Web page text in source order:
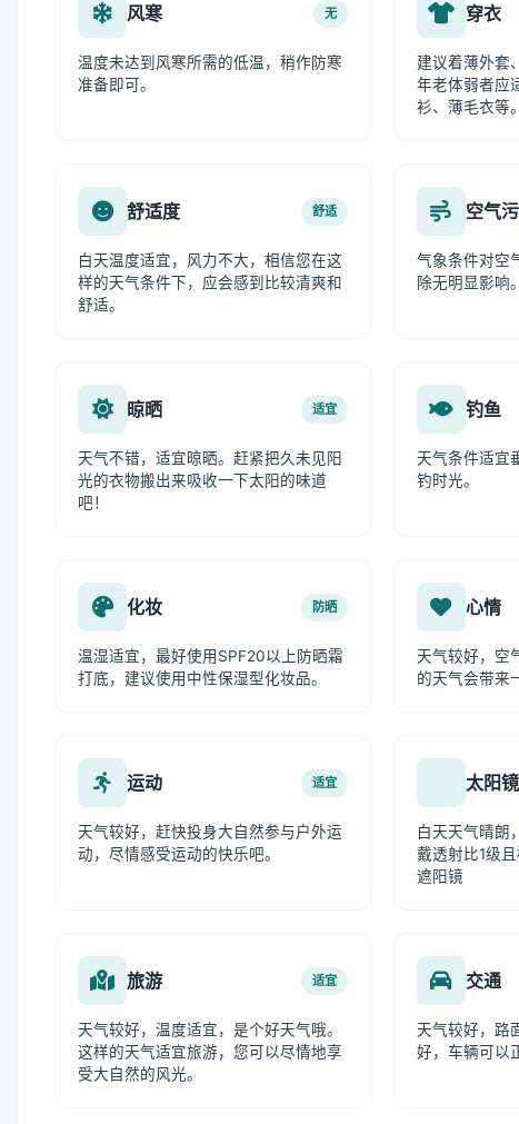
风寒 无
温度未达到风寒所需的低温，稍作防寒
准备即可。
穿衣
建议着薄外套
年老体弱者应
衫、薄毛衣等。
舒适度 舒适
白天温度适宜，风力不大，相信您在这
样的天气条件下，应会感到比较清爽和
舒适。
空气
气象条件对空
除无明显影响。
晾晒 适宜
天气不错，适宜晾晒。赶紧把久未见阳
光的衣物搬出来吸收一下太阳的味道
吧！
钓鱼
天气条件适宜
钓时光。
化妆 防晒
温湿适宜，最好使用SPF20以上防晒霜
打底，建议使用中性保湿型化妆品。
心情
天气较好，空
的天气会带来
运动 适宜
天气较好，赶快投身大自然参与户外运
动，尽情感受运动的快乐吧。
太阳镜
白天天气晴朗
戴透射比1级
遮阳镜
旅游 适宜
天气较好，温度适宜，是个好天气哦。
这样的天气适宜旅游，您可以尽情地享
受大自然的风光。
交通
天气较好，路
好，车辆可以